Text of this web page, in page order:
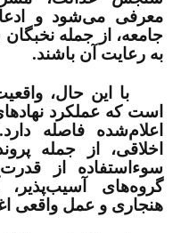
معرفی می‌شود و
جامعه، از جمله
به رعایت آن باشند.
با این حال،
است که عملکرد
اعلام‌شده فاصله
اخلاقی، از جمله
سوءاستفاده از
گروه‌های
هنجاری و عمل واقعی